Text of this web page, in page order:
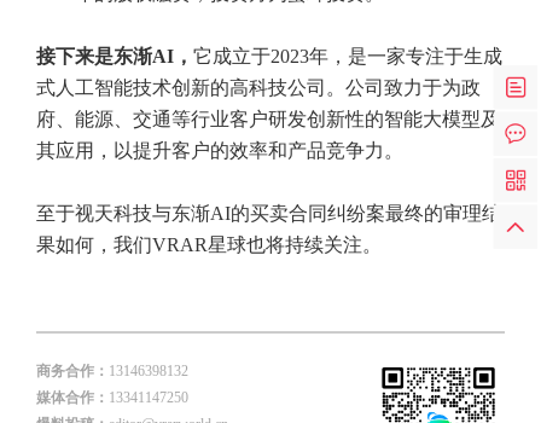
接下来是东渐AI， 它成立于2023年，是一家专注于生成
式人工智能技术创新的高科技公司。公司致力于为政
府、能源、交通等行业客户研发创新性的智能大模型及
其应用，以提升客户的效率和产品竞争力。
至于视天科技与东渐AI的买卖合同纠纷案最终的审理结
果如何，我们VRAR星球也将持续关注。
商务合作： 13146398132
媒体合作： 13341147250